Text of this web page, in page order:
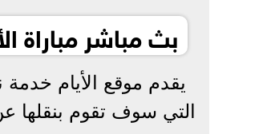
بث مباشر مباراة
يقدم موقع الأيام
التي سوف تقوم بنقلها